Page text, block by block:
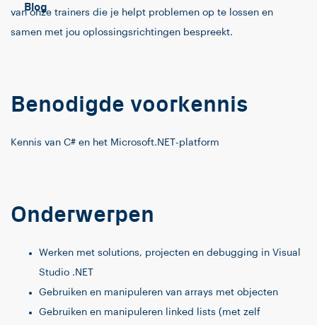
Blog
van onze trainers die je helpt problemen op te lossen en
samen met jou oplossingsrichtingen bespreekt.
Benodigde voorkennis
Kennis van C# en het Microsoft.NET-platform
Onderwerpen
Werken met solutions, projecten en debugging in Visual
Studio .NET
Gebruiken en manipuleren van arrays met objecten
Gebruiken en manipuleren linked lists (met zelf